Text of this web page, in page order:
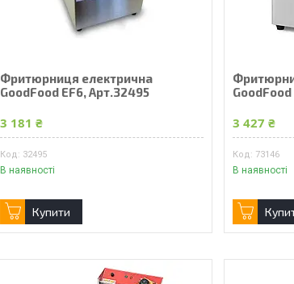
Фритюрниця електрична
GoodFood EF6, Арт.32495
3 181 ₴
32495
В наявності
Купити
GoodFood
3 427 ₴
73146
В наявності